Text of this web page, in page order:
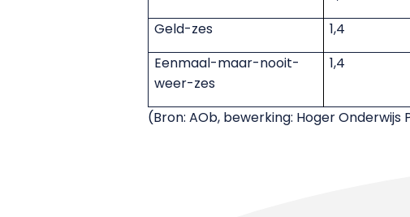
Geld-zes
1,4
Eenmaal-maar-nooit-
weer-zes
1,4
(Bron: AOb, bewerking: Hoger Onderwijs